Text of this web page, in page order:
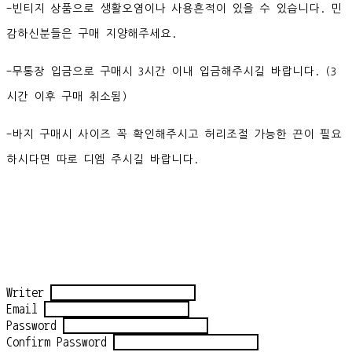
-빈티지 상품으로 생활오염이나 사용흔적이 있을 수 있습니다. 민
감하신분들은 구매 지양해주세요.
-무통장 입금으로 구매시 3시간 이내 입금해주시길 바랍니다. (3
시간 이후 구매 취소됨)
-바지 구매시 사이즈 꼭 확인해주시고 허리조절 가능한 끈이 필요
하시다면 따로 디엠 주시길 바랍니다.
Writer
Email
Password
Confirm Password